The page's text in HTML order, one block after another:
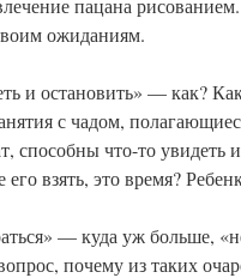
пацана рисованием.
ожиданиям.
и остановить» — как?
с чадом,
способны что-то
взять, это время?
— куда уж больше,
почему из таких